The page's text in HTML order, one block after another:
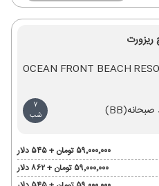
OCEAN FRONT BEACH
(BB)
7
شب
۵۹٬۰۰۰٬۰۰۰ تومان + ۵۴۵ دلار
۵۹٬۰۰۰٬۰۰۰ تومان + ۸۶۲ دلار